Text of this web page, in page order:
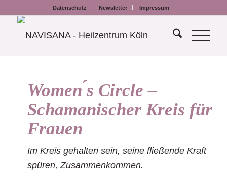
Datenschutz Newsletter Impressum
Women ́s Circle –
Schamanischer Kreis für
Frauen
Im Kreis gehalten sein, seine fließende Kraft
spüren, Zusammenkommen.